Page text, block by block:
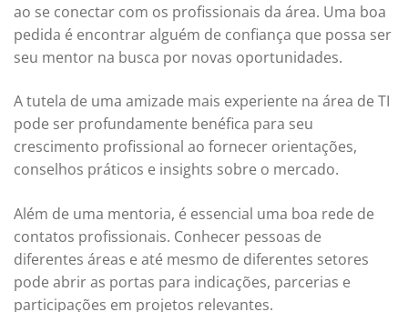
ao se conectar com os profissionais da área. Uma boa
pedida é encontrar alguém de confiança que possa ser
seu mentor na busca por novas oportunidades.
A tutela de uma amizade mais experiente na área de TI
pode ser profundamente benéfica para seu
crescimento profissional ao fornecer orientações,
conselhos práticos e insights sobre o mercado.
Além de uma mentoria, é essencial uma boa rede de
contatos profissionais. Conhecer pessoas de
diferentes áreas e até mesmo de diferentes setores
pode abrir as portas para indicações, parcerias e
participações em projetos relevantes.